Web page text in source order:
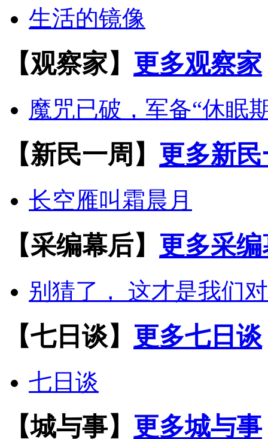
生活的镜像
【观察家】 更多观察家
魔咒已破，军备“休眠
【新民一周】 更多新
长空雁叫霜晨月
【采编幕后】 更多采
别猜了， 这才是我们
【七日谈】 更多七日谈
七日谈
【城与事】 更多城与事